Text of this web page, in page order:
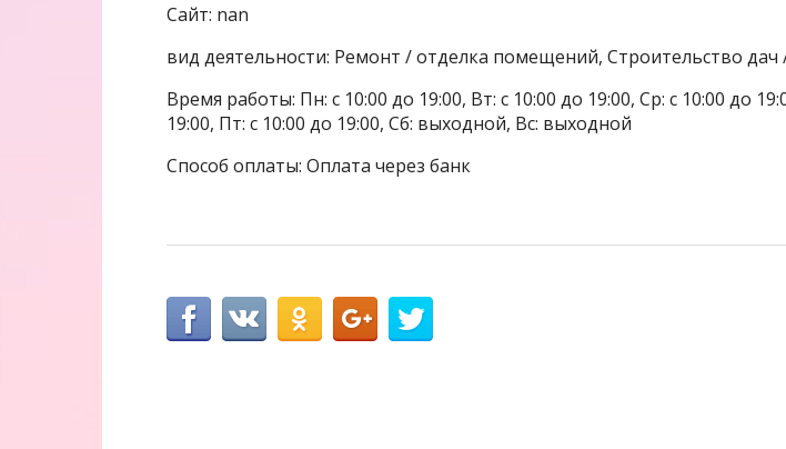
Сайт: nan
вид деятельности: Ремонт / отделка помещений, Строительство дач
Время работы: Пн: с 10:00 до 19:00, Вт: с 10:00 до 19:00, Ср: с 10:00 до
19:00, Пт: с 10:00 до 19:00, Сб: выходной, Вс: выходной
Способ оплаты: Оплата через банк